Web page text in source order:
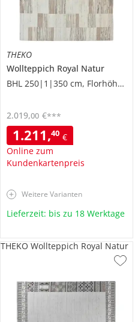
THEKO
Wollteppich Royal Natur
BHL 250|1|350 cm, Florhöhe 1,2 cm
1.211,40 €
Online zum
Kundenkartenpreis
2.019,00 €***
Weitere Varianten
Lieferzeit: bis zu 18 Werktage
THEKO Wollteppich Royal Natur